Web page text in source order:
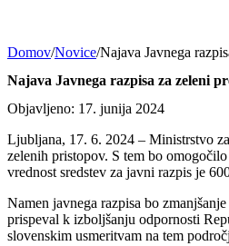
Domov/Novice/Najava Javnega
Najava Javnega razpisa za zeleni
Objavljeno: 17. junija 2024
Ljubljana, 17. 6. 2024 – Ministrstvo
zelenih pristopov. S tem bo
vrednost sredstev za javni razpis je
Namen javnega razpisa bo
prispeval k izboljšanju odpornosti
slovenskim usmeritvam na tem